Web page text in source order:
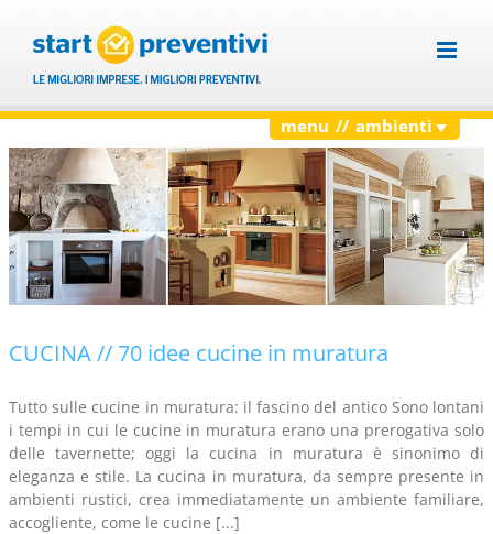
contenuto
menu // ambienti
#soggiorno
#camera-da-letto
#cameretta-bambini
#piccoli-spazi
#case&appartamenti
#colori&colori
#casa-green-smart
#giardino&esterno
terrazzo
#mansarda #pavimenti-rivestimenti
#muri-
soffitti
#porte-finestre #scale
#illuminazione
#guide&consigli #guida-prezzi
#ristrutturare-
casa
CUCINA // 70 idee cucine in muratura
Tutto sulle cucine in muratura: il fascino del antico Sono lontani
i tempi in cui le cucine in muratura erano una prerogativa solo
delle tavernette; oggi la cucina in muratura è sinonimo di
eleganza e stile. La cucina in muratura, da sempre presente in
ambienti rustici, crea immediatamente un ambiente familiare,
accogliente, come le cucine [...]